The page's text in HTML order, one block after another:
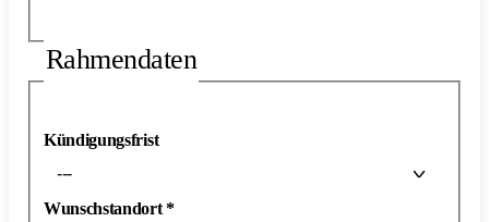
Rahmendaten
Kündigungsfrist
---
Wunschstandort*